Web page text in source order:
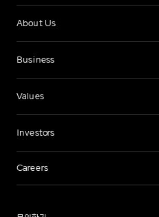
About Us
Business
Values
Investors
Careers